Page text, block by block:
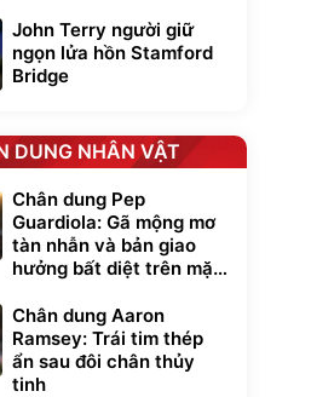
John Terry người giữ
ngọn lửa hồn Stamford
Bridge
DUNG NHÂN VẬT
Chân dung Pep
Guardiola: Gã mộng mơ
tàn nhẫn và bản giao
hưởng bất diệt trên mặt
Chân dung Aaron
Ramsey: Trái tim thép
ẩn sau đôi chân thủy
tinh